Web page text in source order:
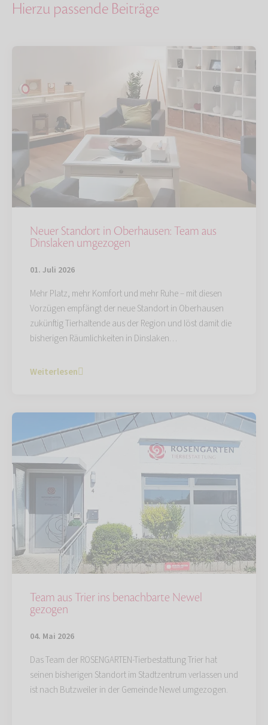
Hierzu passende Beiträge
Neuer Standort in Oberhausen: Team aus
Dinslaken umgezogen
01. Juli 2026
Mehr Platz, mehr Komfort und mehr Ruhe – mit diesen
Vorzügen empfängt der neue Standort in Oberhausen
zukünftig Tierhaltende aus der Region und löst damit die
bisherigen Räumlichkeiten in Dinslaken…
Weiterlesen
Team aus Trier ins benachbarte Newel
gezogen
04. Mai 2026
Das Team der ROSENGARTEN-Tierbestattung Trier hat
seinen bisherigen Standort im Stadtzentrum verlassen und
ist nach Butzweiler in der Gemeinde Newel umgezogen.